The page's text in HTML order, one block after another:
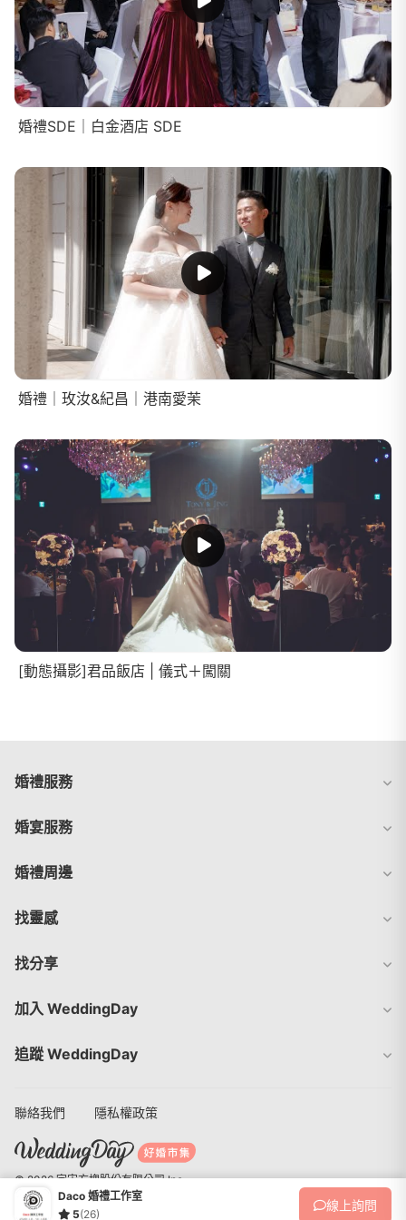
婚禮SDE｜白金酒店 SDE
婚禮｜玫汝&紀昌｜港南愛茉
[動態攝影]君品飯店 | 儀式＋闖關
Daco 婚禮工作室
5(26)
線上詢問
婚禮服務
婚宴服務
婚禮周邊
找靈感
找分享
加入 WeddingDay
追蹤 WeddingDay
聯絡我們 隱私權政策
© 2026 宇宙方塊股份有限公司 Inc.